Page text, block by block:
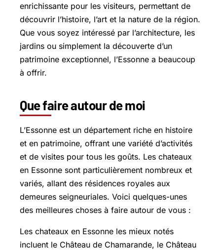
enrichissante pour les visiteurs, permettant de
découvrir l’histoire, l’art et la nature de la région.
Que vous soyez intéressé par l’architecture, les
jardins ou simplement la découverte d’un
patrimoine exceptionnel, l’Essonne a beaucoup
à offrir.
Que faire autour de moi
L’Essonne est un département riche en histoire
et en patrimoine, offrant une variété d’activités
et de visites pour tous les goûts. Les chateaux
en Essonne sont particulièrement nombreux et
variés, allant des résidences royales aux
demeures seigneuriales. Voici quelques-unes
des meilleures choses à faire autour de vous :
Les chateaux en Essonne les mieux notés
incluent le Château de Chamarande, le Château